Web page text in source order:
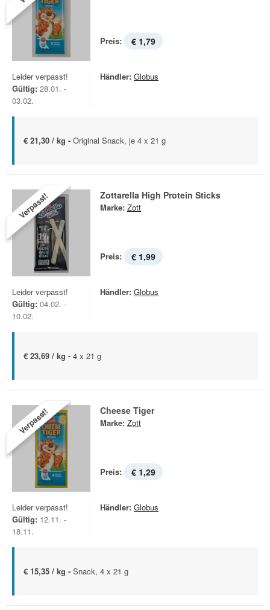
Preis: € 1,79
Leider verpasst!
Gültig: 28.01. -
03.02.
Händler: Globus
€ 21,30 / kg - Original Snack, je 4 x 21 g
Verpasst! Zottarella High Protein Sticks
Marke: Zott
Preis: € 1,99
Leider verpasst!
Gültig: 04.02. -
10.02.
Händler: Globus
€ 23,69 / kg - 4 x 21 g
Verpasst! Cheese Tiger
Marke: Zott
Preis: € 1,29
Leider verpasst!
Gültig: 12.11. -
18.11.
Händler: Globus
€ 15,35 / kg - Snack, 4 x 21 g